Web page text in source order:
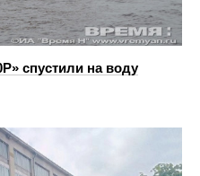
спустили на воду